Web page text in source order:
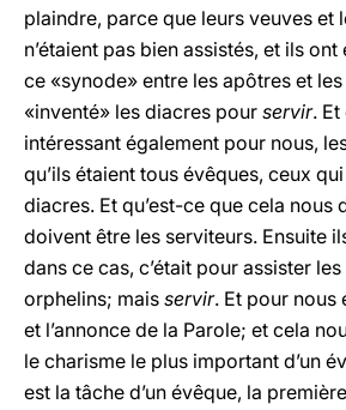
plaindre, parce que leurs veuves et
n’étaient pas bien assistés, et ils
ce «synode» entre les apôtres et
«inventé» les diacres pour servir. Et
intéressant également pour nous,
qu’ils étaient tous évêques, ceux
diacres. Et qu’est-ce que cela nous
doivent être les serviteurs. Ensuite
dans ce cas, c’était pour assister
orphelins; mais servir. Et pour nous
et l’annonce de la Parole; et cela
le charisme le plus important d’un
est la tâche d’un évêque, la